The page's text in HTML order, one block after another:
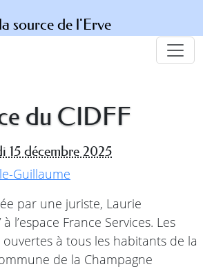
source de l'Erve
du CIDFF
15 décembre 2025
Guillaume
par une juriste, Laurie
à l’espace France Services. Les
à tous les habitants de la
de la Champagne